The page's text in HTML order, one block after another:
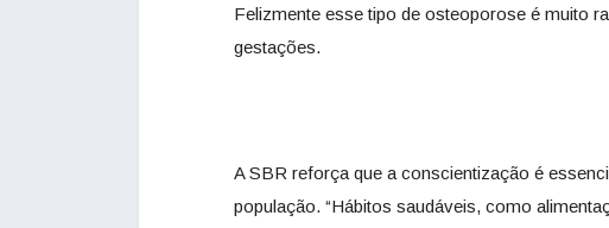
Felizmente esse tipo de osteoporose é muito
gestações.
A SBR reforça que a conscientização é
população. “Hábitos saudáveis, como